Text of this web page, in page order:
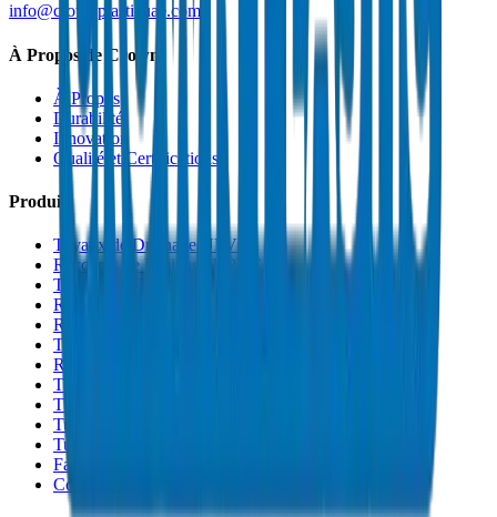
info@crownplasticuae.com
À Propos de Crown
À Propos
Durabilité
Innovation
Qualité et Certifications
Produits
Tuyaux de Drainage UPVC
Raccords de Drainage UPVC
Tuyaux PVC Haute Pression
Raccords PVC Haute Pression
Raccords PVC SCH 40
Tuyaux de Gaine PVC
Raccords de Gaine PVC
Tuyaux Conduit PVC
Tuyaux PP-R
Tuyaux HDPE
Tuyaux PEX
Fabrications et Accessoires
Colles et Solvants